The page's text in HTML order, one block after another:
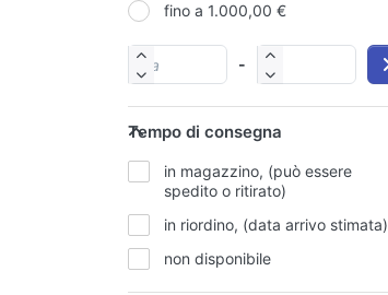
MARSGAMING
RICOH
WUW
fino a 1.000,00 €
-
Tempo di consegna
in magazzino, (può essere
spedito o ritirato)
in riordino, (data arrivo stimata)
non disponibile